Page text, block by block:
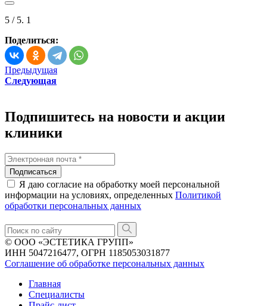
5 / 5. 1
Поделиться:
Предыдущая
Следующая
Подпишитесь на новости и акции
клиники
Подписаться
Я даю согласие на обработку моей персональной
информации на условиях, определенных Политикой
обработки персональных данных
© ООО «ЭСТЕТИКА ГРУПП»
ИНН 5047216477, ОГРН 1185053031877
Соглашение об обработке персональных данных
Главная
Специалисты